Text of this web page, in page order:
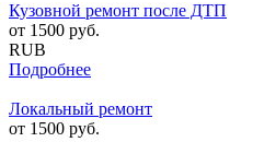
Кузовной ремонт после ДТП
от 1500 руб.
RUB
Подробнее
Локальный ремонт
от 1500 руб.